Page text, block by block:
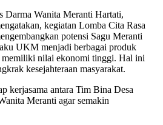
Darma Wanita Meranti Hartati,
kegiatan Lomba Cita Rasa
potensi Sagu Meranti
UKM menjadi berbagai produk
memiliki nilai ekonomi tinggi. Hal ini
kesejahteraan masyarakat.
kerjasama antara Tim Bina Desa
Meranti agar semakin